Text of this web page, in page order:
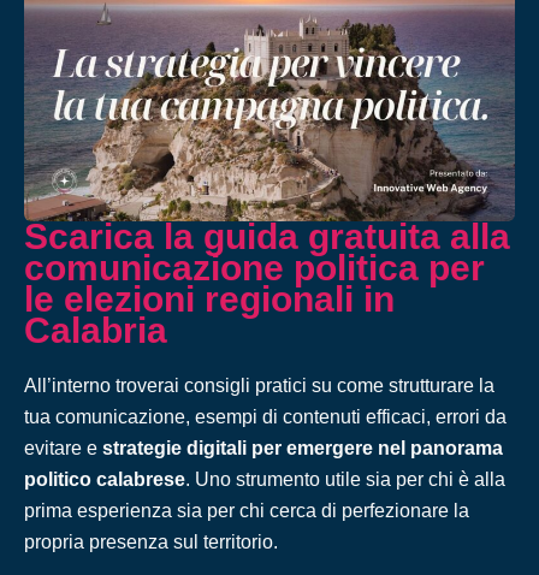
Scarica la guida gratuita alla
comunicazione politica per
le elezioni regionali in
Calabria
All’interno troverai consigli pratici su come strutturare la
tua comunicazione, esempi di contenuti efficaci, errori da
evitare e strategie digitali per emergere nel panorama
politico calabrese. Uno strumento utile sia per chi è alla
prima esperienza sia per chi cerca di perfezionare la
propria presenza sul territorio.